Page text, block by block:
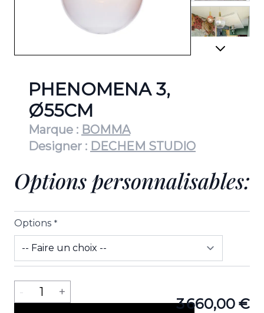
View
View
PHENOMENA 3,
Ø55CM
Marque : BOMMA
Designer : DECHEM STUDIO
Options personnalisables:
Options *
3 660,00 €
Quantité
- 1 +